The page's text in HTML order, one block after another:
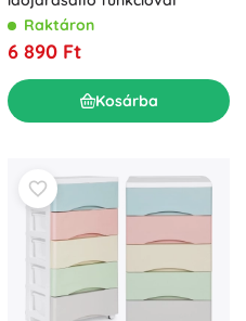
Raktáron
6 890 Ft
Kosárba